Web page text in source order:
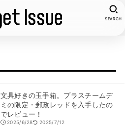
SEARCH
文具好きの玉手箱。プラスチームデ
ミの限定・郵政レッドを入手したの
でレビュー！
2025/6/28 2025/7/12